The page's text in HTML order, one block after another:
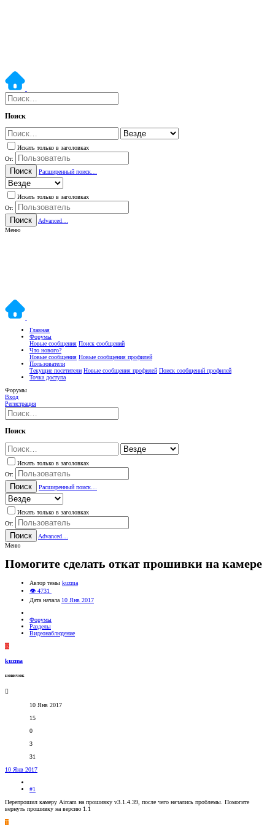
Поиск
Искать только в заголовках
От:
Поиск Расширенный поиск…
Искать только в заголовках
От:
Поиск
Advanced…
Меню
Главная
Форумы
Новые сообщения Поиск сообщений
Что нового?
Новые сообщения Новые сообщения профилей
Пользователи
Текущие посетители Новые сообщения профилей Поиск сообщений профилей
Точка доступа
Форумы
Вход
Регистрация
Поиск
Искать только в заголовках
От:
Поиск Расширенный поиск…
Искать только в заголовках
От:
Поиск
Advanced…
Меню
Помогите сделать откат прошивки на камере
Автор темы kuzma
👁 4731
Дата начала 10 Янв 2017
Форумы
Разделы
Видеонаблюдение
K
kuzma
новичок
10 Янв 2017
15
0
3
31
10 Янв 2017
#1
Перепрошил камеру Aircam на прошивку v3.1.4.39, после чего начались проблемы. Помогите
вернуть прошивку на версию 1.1
T